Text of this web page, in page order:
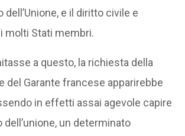
dell’Unione, e il diritto civile e
molti Stati membri.
a questo, la richiesta della
del Garante francese apparirebbe
in effetti assai agevole capire
dell’unione, un determinato